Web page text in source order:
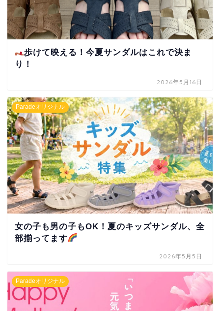
歩けて映える！今夏サンダルはこれで決ま
り！
2026年5月16日
Paradeオリジナル
女の子も男の子もOK！夏のキッズサンダル、全
部揃ってます
2026年5月5日
Paradeオリジナル